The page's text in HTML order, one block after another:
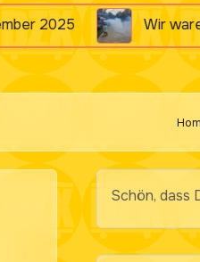
Wir waren da:
Schön, dass